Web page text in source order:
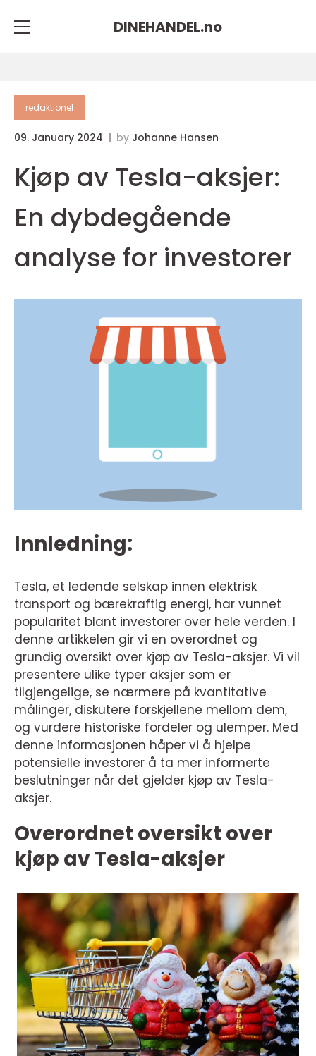
DINEHANDEL.no
redaktionel
09. January 2024 by Johanne Hansen
Kjøp av Tesla-aksjer:
En dybdegående
analyse for investorer
Innledning:
Tesla, et ledende selskap innen elektrisk
transport og bærekraftig energi, har vunnet
popularitet blant investorer over hele verden. I
denne artikkelen gir vi en overordnet og
grundig oversikt over kjøp av Tesla-aksjer. Vi vil
presentere ulike typer aksjer som er
tilgjengelige, se nærmere på kvantitative
målinger, diskutere forskjellene mellom dem,
og vurdere historiske fordeler og ulemper. Med
denne informasjonen håper vi å hjelpe
potensielle investorer å ta mer informerte
beslutninger når det gjelder kjøp av Tesla-
aksjer.
Overordnet oversikt over
kjøp av Tesla-aksjer